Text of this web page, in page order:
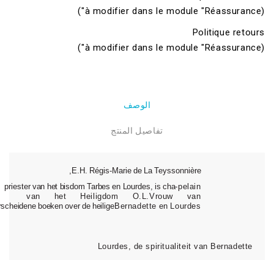
(à modifier dans le module "Réassurance")
Politique retours
(à modifier dans le module "Réassurance")
الوصف
تفاصيل المنتج
E.H. Régis-Marie de La Teyssonnière
,
priester van het bisdom Tarbes en Lourdes, is cha-pelain
van het Heiligdom O.L.Vrouw van
boeken over de heiligeBernadette en Lourdes.
Lourdes, de spiritualiteit van Bernadette